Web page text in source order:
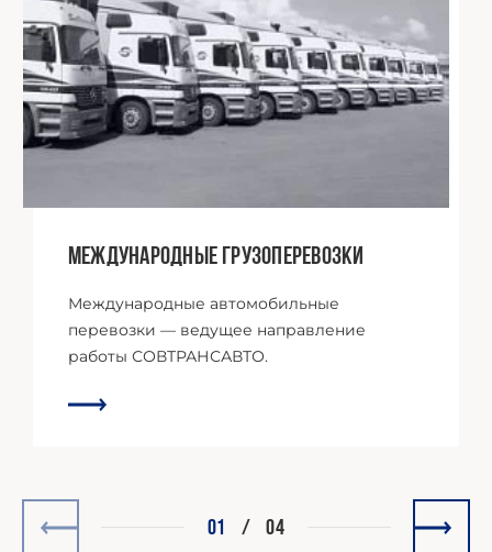
Международные грузоперевозки
Международные автомобильные
перевозки — ведущее направление
работы СОВТРАНСАВТО.
01 / 04